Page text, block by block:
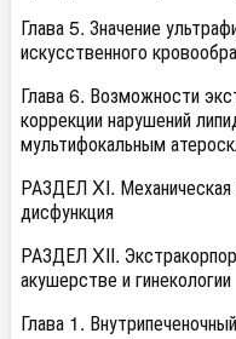
Глава 5. Значение
искусственного
Глава 6. Возможности
коррекции нарушений
мультифокальным
РАЗДЕЛ XI. Механическая
дисфункция
РАЗДЕЛ XII.
акушерстве и гинекологии
Глава 1.